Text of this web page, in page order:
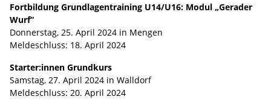
Fortbildung Grundlagentraining U14/U16: Modul „Gerader
Wurf“
Donnerstag, 25. April 2024 in Mengen
Meldeschluss: 18. April 2024
Starter:innen Grundkurs
Samstag, 27. April 2024 in Walldorf
Meldeschluss: 20. April 2024